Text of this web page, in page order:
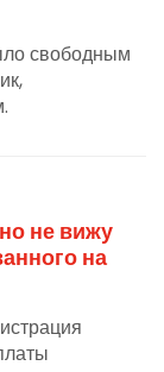
свободным
не вижу
на